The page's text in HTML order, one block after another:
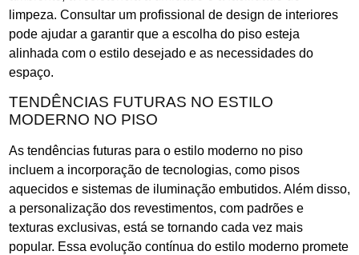
limpeza. Consultar um profissional de design de interiores
pode ajudar a garantir que a escolha do piso esteja
alinhada com o estilo desejado e as necessidades do
espaço.
TENDÊNCIAS FUTURAS NO ESTILO
MODERNO NO PISO
As tendências futuras para o estilo moderno no piso
incluem a incorporação de tecnologias, como pisos
aquecidos e sistemas de iluminação embutidos. Além disso,
a personalização dos revestimentos, com padrões e
texturas exclusivas, está se tornando cada vez mais
popular. Essa evolução contínua do estilo moderno promete